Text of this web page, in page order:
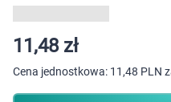
Higiena
Kosmetyki
11,48 zł
Cena jednostkowa: 11,48 PLN